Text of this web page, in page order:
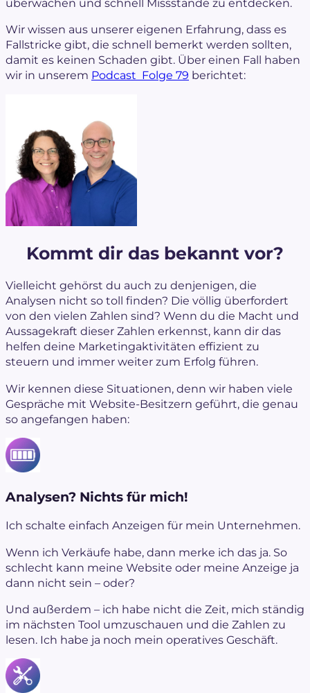
Wir wissen aus unserer eigenen Erfahrung, dass es
Fallstricke gibt, die schnell bemerkt werden sollten,
damit es keinen Schaden gibt. Über einen Fall haben
wir in unserem Podcast Folge 79 berichtet:
Kommt dir das bekannt vor?
Vielleicht gehörst du auch zu denjenigen, die
Analysen nicht so toll finden? Die völlig überfordert
von den vielen Zahlen sind? Wenn du die Macht und
Aussagekraft dieser Zahlen erkennst, kann dir das
helfen deine Marketingaktivitäten effizient zu
steuern und immer weiter zum Erfolg führen.
Wir kennen diese Situationen, denn wir haben viele
Gespräche mit Website-Besitzern geführt, die genau
so angefangen haben:
Analysen? Nichts für mich!
Ich schalte einfach Anzeigen für mein Unternehmen.
Wenn ich Verkäufe habe, dann merke ich das ja. So
schlecht kann meine Website oder meine Anzeige ja
dann nicht sein – oder?
Und außerdem – ich habe nicht die Zeit, mich ständig
im nächsten Tool umzuschauen und die Zahlen zu
lesen. Ich habe ja noch mein operatives Geschäft.